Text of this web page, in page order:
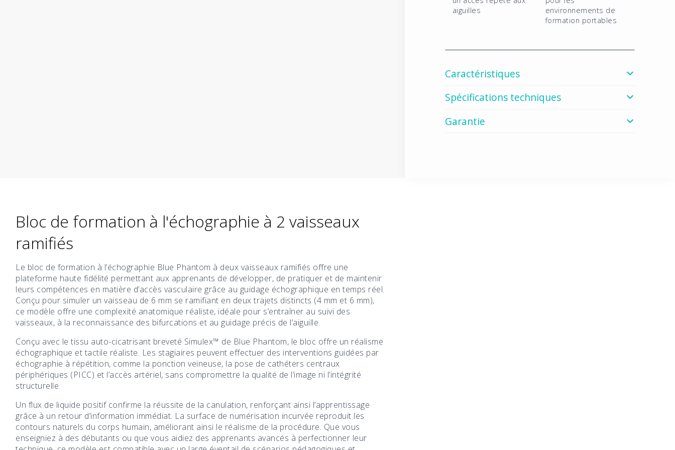
aiguilles
environnements de
formation portables
Caractéristiques
Spécifications techniques
Garantie
Bloc de formation à l'échographie à 2 vaisseaux
ramifiés
Le bloc de formation à l’échographie Blue Phantom à deux vaisseaux ramifiés offre une
plateforme haute fidélité permettant aux apprenants de développer, de pratiquer et de maintenir
leurs compétences en matière d’accès vasculaire grâce au guidage échographique en temps réel.
Conçu pour simuler un vaisseau de 6 mm se ramifiant en deux trajets distincts (4 mm et 6 mm),
ce modèle offre une complexité anatomique réaliste, idéale pour s’entraîner au suivi des
vaisseaux, à la reconnaissance des bifurcations et au guidage précis de l’aiguille.
Conçu avec le tissu auto-cicatrisant breveté Simulex™ de Blue Phantom, le bloc offre un réalisme
échographique et tactile réaliste. Les stagiaires peuvent effectuer des interventions guidées par
échographie à répétition, comme la ponction veineuse, la pose de cathéters centraux
périphériques (PICC) et l’accès artériel, sans compromettre la qualité de l’image ni l’intégrité
structurelle.
Un flux de liquide positif confirme la réussite de la canulation, renforçant ainsi l’apprentissage
grâce à un retour d’information immédiat. La surface de numérisation incurvée reproduit les
contours naturels du corps humain, améliorant ainsi le réalisme de la procédure. Que vous
enseigniez à des débutants ou que vous aidiez des apprenants avancés à perfectionner leur